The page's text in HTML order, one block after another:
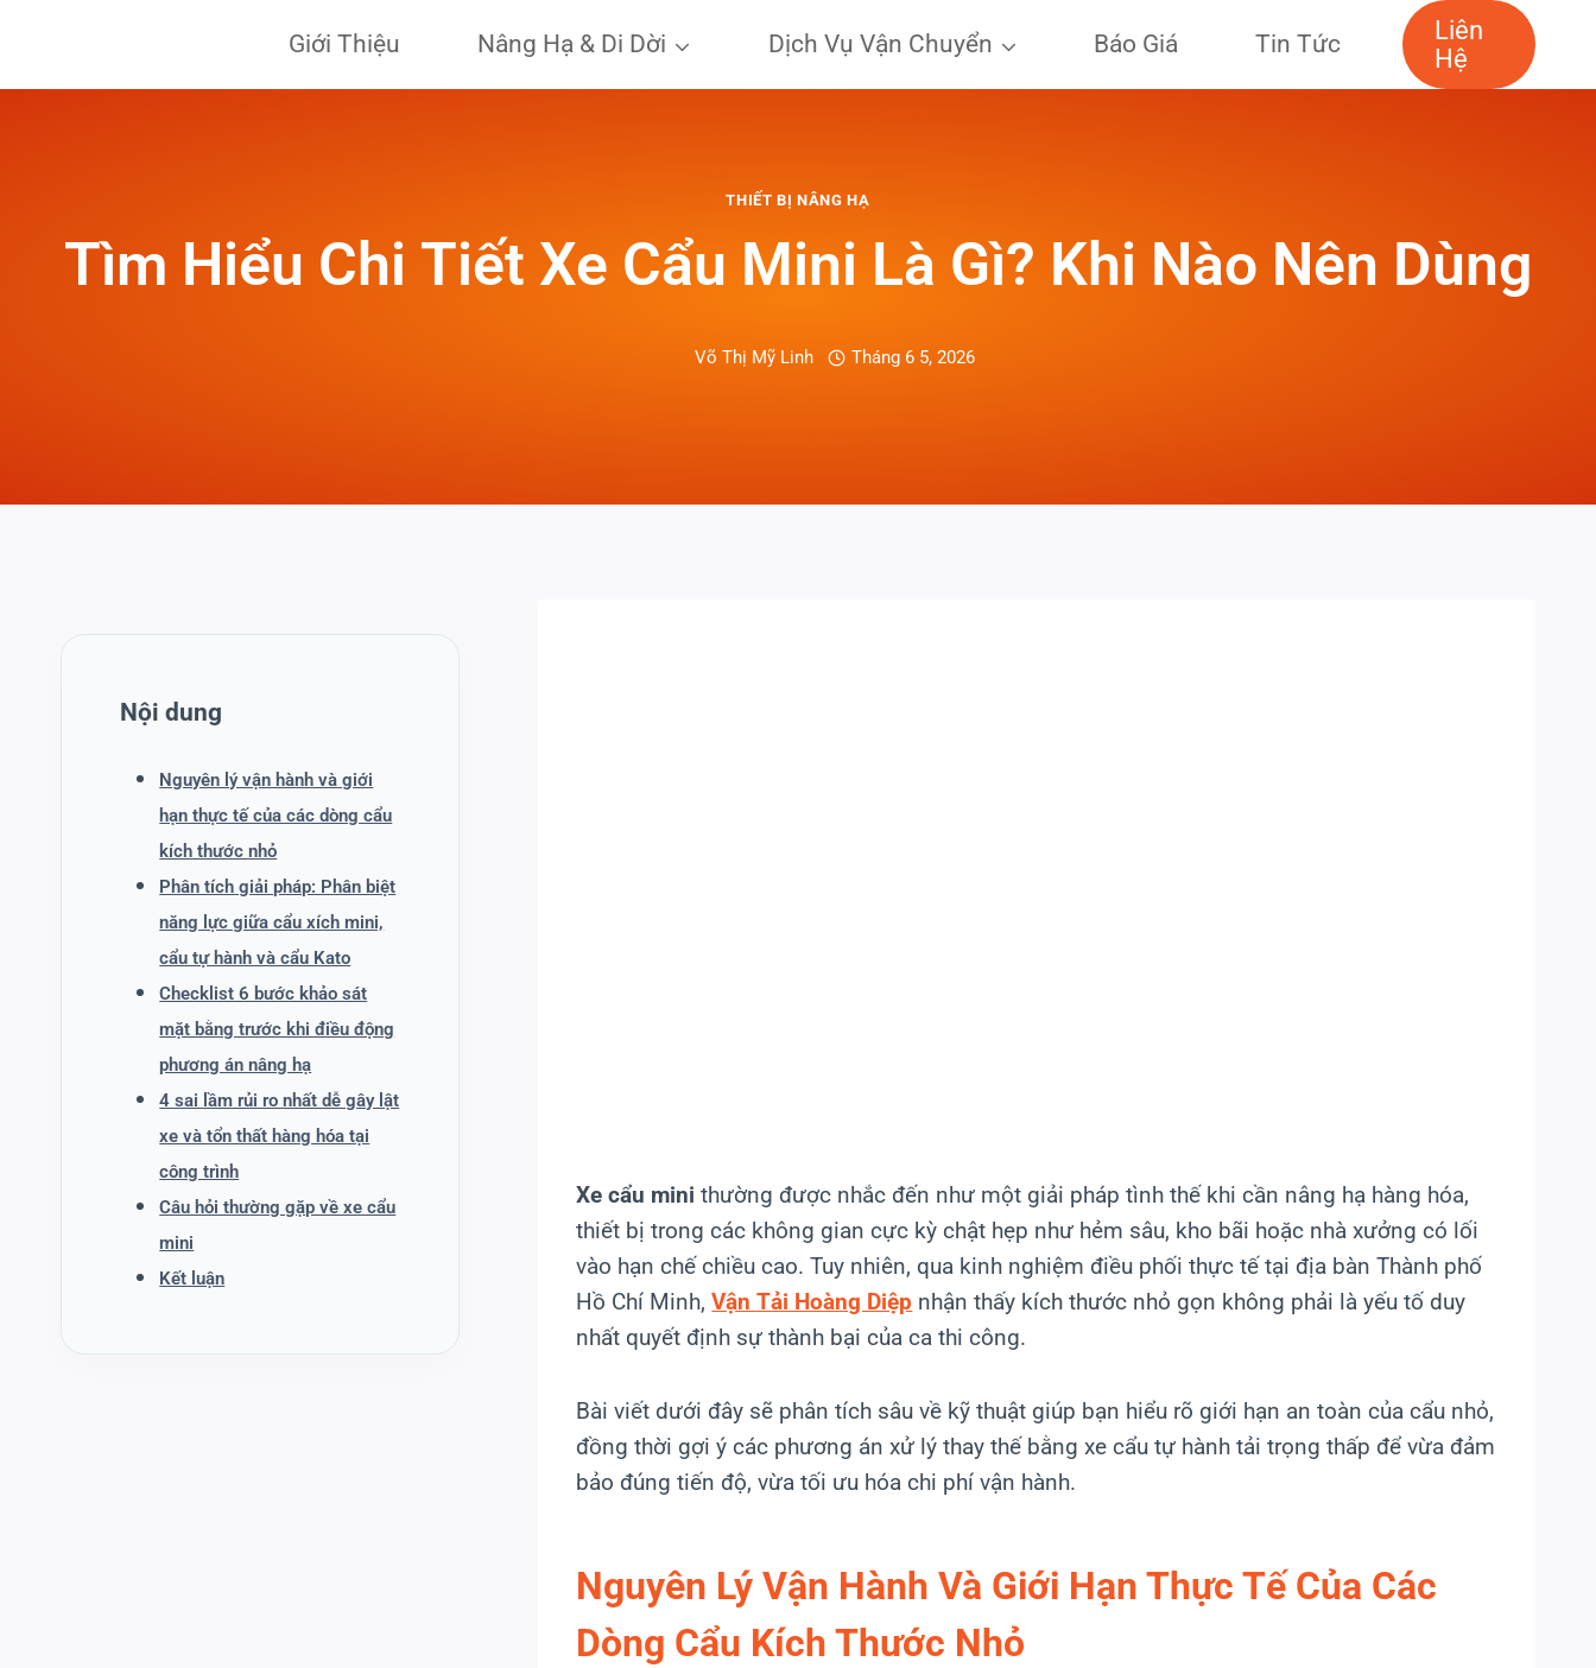
content
Giới Thiệu Nâng Hạ & Di Dời Dịch Vụ Vận Chuyển Báo Giá Tin Tức
Liên
Hệ
THIẾT BỊ NÂNG HẠ
Tìm Hiểu Chi Tiết Xe Cẩu Mini Là Gì? Khi Nào Nên Dùng
Võ Thị Mỹ Linh Tháng 6 5, 2026
Xe cẩu mini thường được nhắc đến như một giải pháp tình thế khi cần nâng hạ hàng hóa,
thiết bị trong các không gian cực kỳ chật hẹp như hẻm sâu, kho bãi hoặc nhà xưởng có lối
vào hạn chế chiều cao. Tuy nhiên, qua kinh nghiệm điều phối thực tế tại địa bàn Thành phố
Hồ Chí Minh,Vận Tải Hoàng Diệp nhận thấy kích thước nhỏ gọn không phải là yếu tố duy
nhất quyết định sự thành bại của ca thi công.
Bài viết dưới đây sẽ phân tích sâu về kỹ thuật giúp bạn hiểu rõ giới hạn an toàn của cẩu nhỏ,
đồng thời gợi ý các phương án xử lý thay thế bằng xe cẩu tự hành tải trọng thấp để vừa đảm
bảo đúng tiến độ, vừa tối ưu hóa chi phí vận hành.
Nguyên Lý Vận Hành Và Giới Hạn Thực Tế Của Các
Dòng Cẩu Kích Thước Nhỏ
Nội dung
Nguyên lý vận hành và giới
hạn thực tế của các dòng cẩu
kích thước nhỏ
Phân tích giải pháp: Phân biệt
năng lực giữa cẩu xích mini,
cẩu tự hành và cẩu Kato
Checklist 6 bước khảo sát
mặt bằng trước khi điều động
phương án nâng hạ
4 sai lầm rủi ro nhất dễ gây lật
xe và tổn thất hàng hóa tại
công trình
Câu hỏi thường gặp về xe cẩu
mini
Kết luận